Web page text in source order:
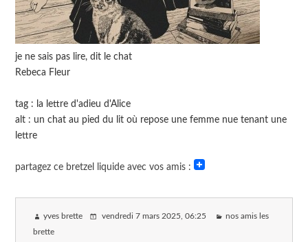
je ne sais pas lire, dit le chat
Rebeca Fleur
tag : la lettre d'adieu d'Alice
alt : un chat au pied du lit où repose une femme nue tenant une
lettre
partagez ce bretzel liquide avec vos amis :
yves brette vendredi 7 mars 2025, 06:25 nos amis les
brette